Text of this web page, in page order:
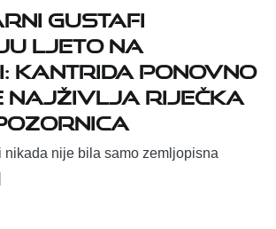
Gustafi
Ljeto na
Kantrida ponovno
najživlja riječka
nikada nije bila samo zemljopisna